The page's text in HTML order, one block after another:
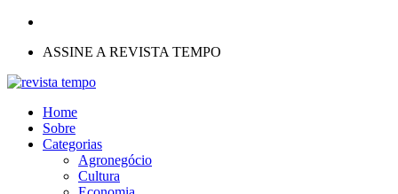
ASSINE A REVISTA TEMPO
Home
Sobre
Categorias
Agronegócio
Cultura